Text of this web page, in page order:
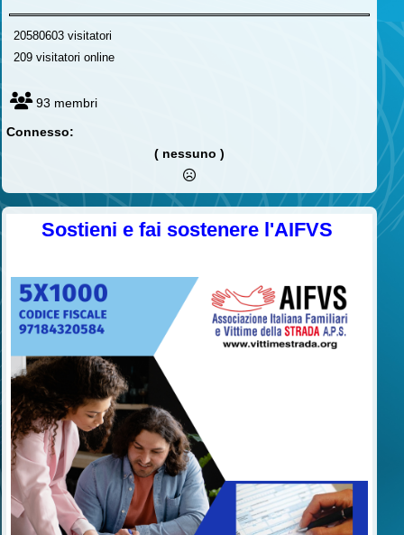
20580603 visitatori
209 visitatori online
93 membri
Connesso:
( nessuno )
Sostieni e fai sostenere l'AIFVS